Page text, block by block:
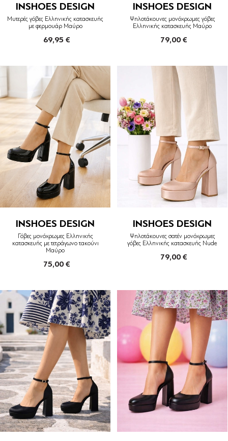
INSHOES DESIGN
Μυτερές γόβες Ελληνικής κατασκευής
με φερμουάρ Μαύρο
69,95 €
INSHOES DESIGN
Ψηλοτάκουνες μονόχρωμες γόβες
Ελληνικής κατασκευής Μαύρο
79,00 €
INSHOES DESIGN
Γόβες μονόχρωμες Ελληνικής
κατασκευής με τετράγωνο τακούνι
Μαύρο
75,00 €
INSHOES DESIGN
Ψηλοτάκουνες σατέν μονόχρωμες
γόβες Ελληνικής κατασκευής Nude
79,00 €